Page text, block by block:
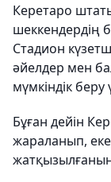
Керетаро
шеккендердің
Стадион
әйелдер мен
мүмкіндік
Бұған дейін
жараланып,